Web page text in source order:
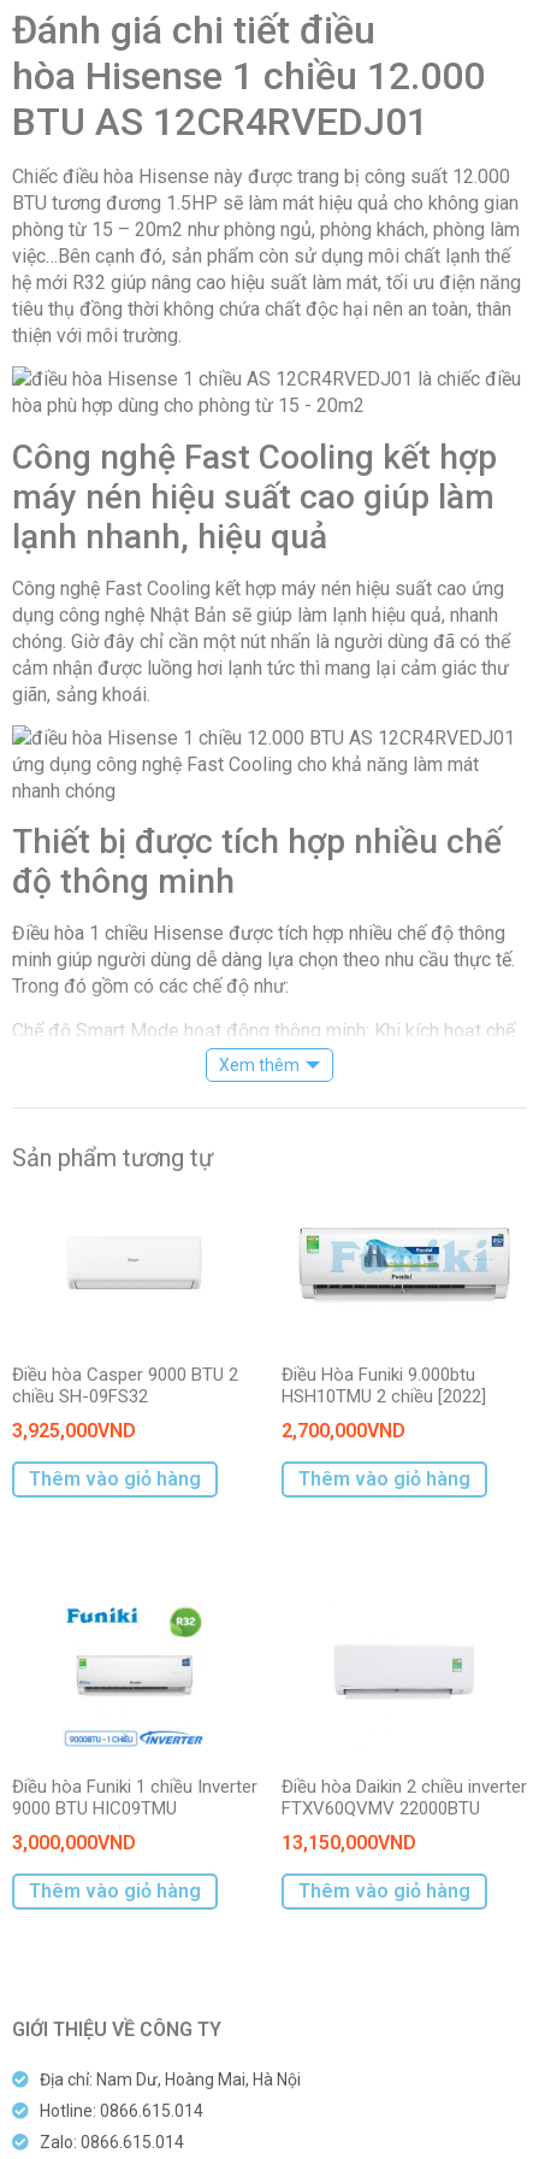
-Tự làm sạch dàn lạnh
Thông số kích thước/Lắp đặt
Kiểu lắp đặt:Treo tường
Kích thước dàn lạnh:81.5cm x 27cm x
21.2cm (Ngang x cao x sâu)
Kích thước dàn nóng:71.5cm x 48.2cm x
24cm (Ngang x cao x sâu)
Khối lượng dàn nóng:26kg
Nguồn điện áp:220V/50Hz
Chiều cao lắp đặt tối đa giữa cục nóng – lạnh:10m
Chiều dài lắp đặt ống đồng:20m
Xuất xứ & Bảo hành
Thương hiệu:Hisense
Xuất xứ thương hiệu:Trung Quốc
Bảo hành:12 tháng theo chính sách Hãng.
Đánh giá chi tiết điều
hòa Hisense 1 chiều 12.000
BTU AS 12CR4RVEDJ01
Chiếc điều hòa Hisense này được trang bị công suất 12.000
BTU tương đương 1.5HP sẽ làm mát hiệu quả cho không gian
phòng từ 15 – 20m2 như phòng ngủ, phòng khách, phòng làm
việc…Bên cạnh đó, sản phẩm còn sử dụng môi chất lạnh thế
hệ mới R32 giúp nâng cao hiệu suất làm mát, tối ưu điện năng
tiêu thụ đồng thời không chứa chất độc hại nên an toàn, thân
thiện với môi trường.
Công nghệ Fast Cooling kết hợp
máy nén hiệu suất cao giúp làm
lạnh nhanh, hiệu quả
Công nghệ Fast Cooling kết hợp máy nén hiệu suất cao ứng
dụng công nghệ Nhật Bản sẽ giúp làm lạnh hiệu quả, nhanh
chóng. Giờ đây chỉ cần một nút nhấn là người dùng đã có thể
cảm nhận được luồng hơi lạnh tức thì mang lại cảm giác thư
giãn, sảng khoái.
Thiết bị được tích hợp nhiều chế
độ thông minh
Điều hòa 1 chiều Hisense được tích hợp nhiều chế độ thông
minh giúp người dùng dễ dàng lựa chọn theo nhu cầu thực tế.
Trong đó gồm có các chế độ như:
Chế độ Smart Mode hoạt động thông minh: Khi kích hoạt chế
độ này, điều hòa Hisense sẽ tự động điều chỉnh nhiệt độ
trong phòng nhờ công nghệ Fuzzy Logic, nhờ vậy mà người
dùng sẽ có được cảm giác dễ chịu, thoải mái nhất mà không
Chế độ Eco Mode tiết kiệm điện năng: Chế độ Eco kết hợp
cùng công nghệ Inverter sẽ có khả năng tiết kiệm tới 30% điện
năng so với máy điều hòa thông thường hoặc tiết kiệm tới
người dùng sẽ luôn cảm thấy yên tâm, không cần lo lắng về
Xem thêm
Sản phẩm tương tự
Điều hòa Casper 9000 BTU 2
chiều SH-09FS32
3,925,000VND
Thêm vào giỏ hàng
Điều Hòa Funiki 9.000btu
HSH10TMU 2 chiều [2022]
2,700,000VND
Thêm vào giỏ hàng
Điều hòa Funiki 1 chiều Inverter
9000 BTU HIC09TMU
3,000,000VND
Thêm vào giỏ hàng
Điều hòa Daikin 2 chiều inverter
FTXV60QVMV 22000BTU
13,150,000VND
Thêm vào giỏ hàng
GIỚI THIỆU VỀ CÔNG TY
Địa chỉ: Nam Dư, Hoàng Mai, Hà Nội
Hotline: 0866.615.014
Zalo: 0866.615.014